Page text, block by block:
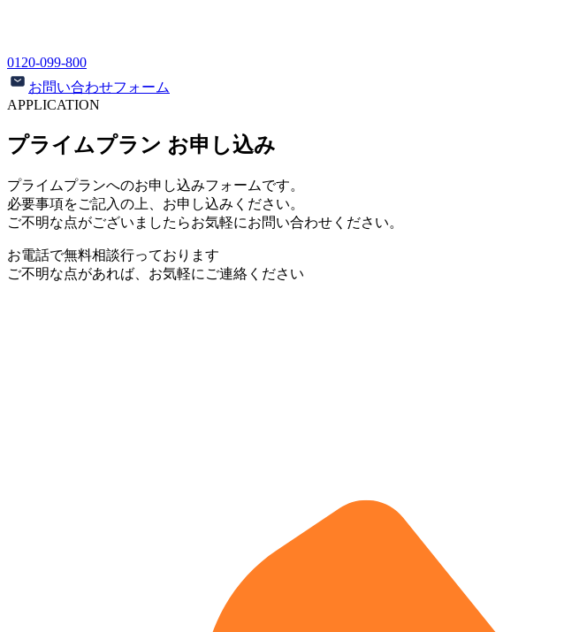
0120-099-800
お問い合わせフォーム
APPLICATION
プライムプラン お申し込み
プライムプランへのお申し込みフォームです。
必要事項をご記入の上、お申し込みください。
ご不明な点がございましたらお気軽にお問い合わせください。
お電話で無料相談行っております
ご不明な点があれば、お気軽にご連絡ください